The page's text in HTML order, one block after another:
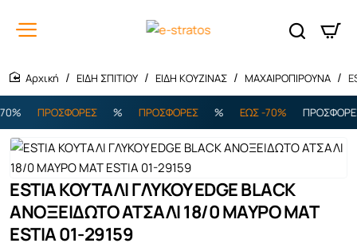
ΕΙΔΗ ΣΠΙΤΙΟΥ ΕΙΔΗ ΚΟΥΖΙΝΑΣ ΜΑΧΑΙΡΟΠΙΡΟΥΝΑ
ΠΡΟΣΦΟΡΕΣ ΠΡΟΣΦΟΡΕΣ ΕΩΣ -70% ΠΡΟΣΦΟΡΕΣ
ESTIA ΚΟΥΤΑΛΙ ΓΛΥΚΟΥ EDGE BLACK
ΑΝΟΞΕΙΔΩΤΟ ΑΤΣΑΛΙ 18/0 ΜΑΥΡΟ MAT
ESTIA 01-29159